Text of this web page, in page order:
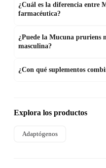
¿Cuál es la diferencia entre
farmacéutica?
¿Puede la Mucuna pruriens
masculina?
¿Con qué suplementos
Explora los productos
Adaptógenos